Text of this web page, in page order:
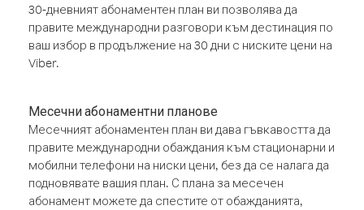
30-дневният абонаментен план ви позволява да
правите международни разговори към дестинация по
ваш избор в продължение на 30 дни с ниските цени на
Viber.
Месечни абонаментни планове
Месечният абонаментен план ви дава гъвкавостта да
правите международни обаждания към стационарни и
мобилни телефони на ниски цени, без да се налага да
подновявате вашия план. С плана за месечен
абонамент можете да спестите от обажданията,